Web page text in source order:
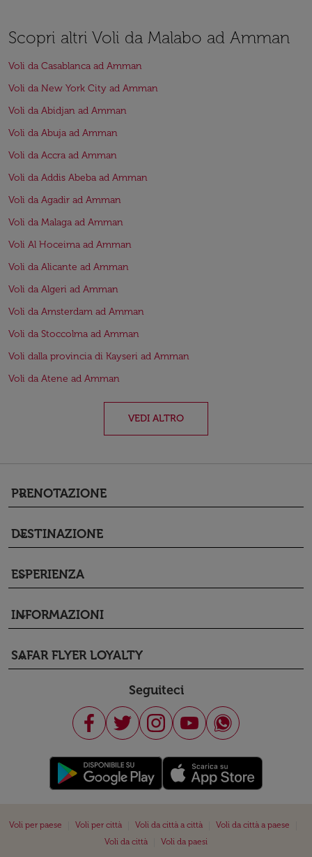
Scopri altri Voli da Malabo ad Amman
Voli da Casablanca ad Amman
Voli da New York City ad Amman
Voli da Abidjan ad Amman
Voli da Abuja ad Amman
Voli da Accra ad Amman
Voli da Addis Abeba ad Amman
Voli da Agadir ad Amman
Voli da Malaga ad Amman
Voli Al Hoceima ad Amman
Voli da Alicante ad Amman
Voli da Algeri ad Amman
Voli da Amsterdam ad Amman
Voli da Stoccolma ad Amman
Voli dalla provincia di Kayseri ad Amman
Voli da Atene ad Amman
VEDI ALTRO
PRENOTAZIONE
keyboard_arrow_down
DESTINAZIONE
keyboard_arrow_down
ESPERIENZA
keyboard_arrow_down
INFORMAZIONI
keyboard_arrow_down
SAFAR FLYER LOYALTY
keyboard_arrow_down
Seguiteci
Voli per paese Voli per città Voli da città a città Voli da città a paese
Voli da città
Voli da paesi